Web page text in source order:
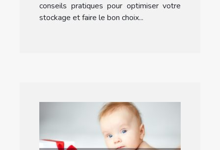
conseils pratiques pour optimiser votre
stockage et faire le bon choix...